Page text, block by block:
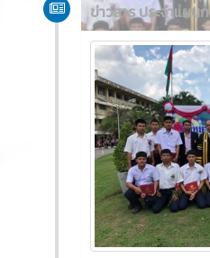
ข่าวสาร ประจำแผนก